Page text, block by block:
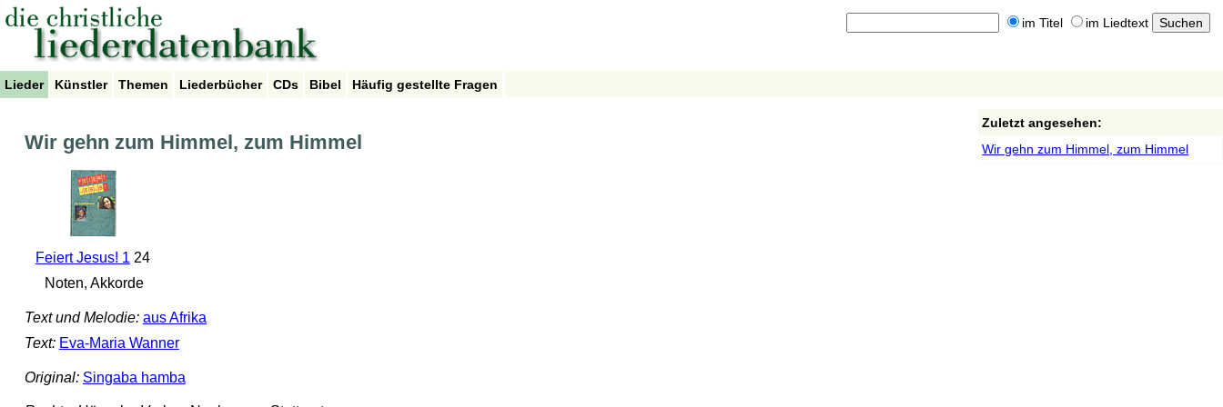
im Titel im Liedtext
Lieder Künstler Themen Liederbücher CDs Bibel Häufig gestellte Fragen
Wir gehn zum Himmel, zum Himmel
Feiert Jesus! 124
Noten, Akkorde
Text und Melodie: aus Afrika
Text: Eva-Maria Wanner
Original: Singaba hamba
Zuletzt angesehen:
Wir gehn zum Himmel, zum Himmel